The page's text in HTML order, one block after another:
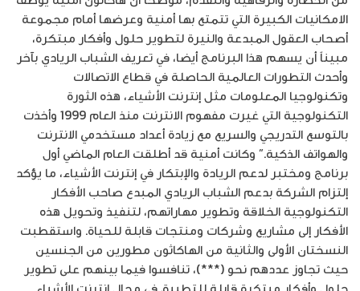
الامكانيات الكبيرة التي تتمتع بها أمنية وعرضها أمام مجموعة
أصحاب العقول المبدعة والنيرة لتطوير حلول وأفكار مبتكرة،
مبيناً أن يسهم هذا البرنامج أيضا، في تعريف الشباب الريادي بآخر
وأحدث التطورات العالمية الحاصلة في قطاع الاتصالات
وتكنولوجيا المعلومات مثل إنترنت الأشياء، هذه الثورة
التكنولوجية التي غيرت مفهوم الانترنت منذ العام 1999 وأخذت
بالتوسع التدريجي والسريع مع زيادة أعداد مستخدمي الانترنت
والهواتف الذكية.” وكانت أمنية قد أطلقت العام الماضي أول
برنامج ومختبر لدعم الريادة والإبتكار في إنترنت الأشياء، ما يؤكد
إلتزام الشركة بدعم الشباب الريادي المبدع صاحب الأفكار
التكنولوجية الخلاقة وتطوير مهاراتهم، لتنفيذ وتحويل هذه
الأفكار إلى مشاريع وشركات ومنتجات قابلة للحياة. واستقطبت
النسختان الأولى والثانية من الهاكاثون مطورين من الجنسين
حيث تجاوز عددهم نحو (***)، تنافسوا فيما بينهم على تطوير